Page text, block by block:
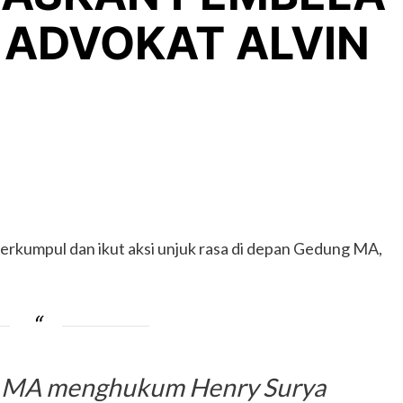
ALVIN
dan ikut aksi unjuk rasa di depan Gedung MA,
menghukum Henry Surya